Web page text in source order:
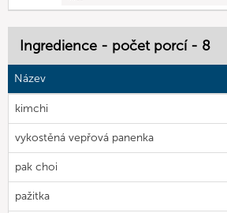
Ingredience - počet porcí - 8
Název
kimchi
vykostěná vepřová panenka
pak choi
pažitka